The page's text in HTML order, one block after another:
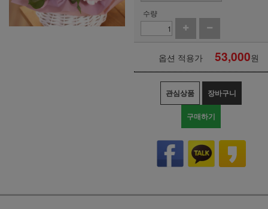
수량
옵션 적용가 53,000원
관심상품 장바구니
구매하기